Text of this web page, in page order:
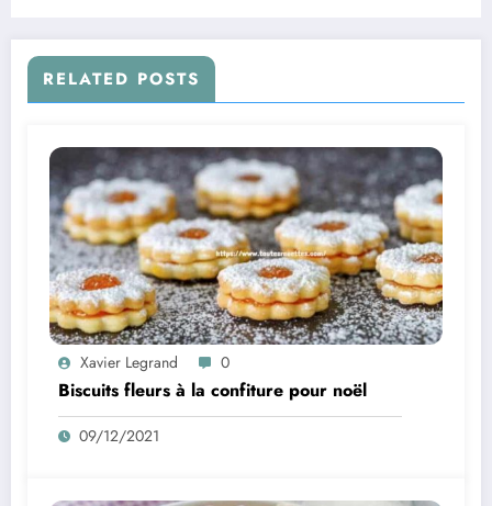
RELATED POSTS
Xavier Legrand 0
Biscuits fleurs à la confiture pour noël
09/12/2021